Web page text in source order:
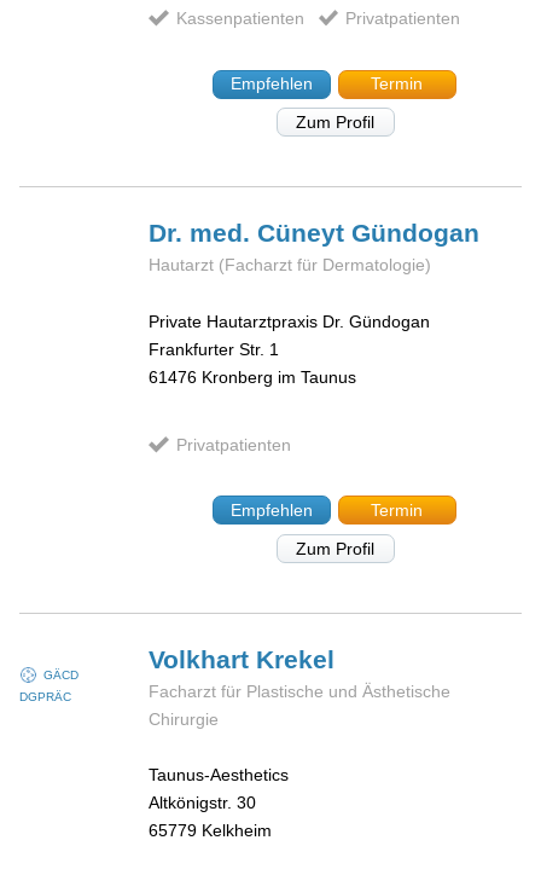
Kassenpatienten Privatpatienten
Empfehlen
Termin
Zum Profil
Dr. med. CüneytGündogan
Hautarzt (Facharzt für Dermatologie)
Private Hautarztpraxis Dr. Gündogan
Frankfurter Str. 1
61476 Kronberg im Taunus
Privatpatienten
Empfehlen
Termin
Zum Profil
GÄCD
DGPRÄC
Volkhart Krekel
Facharzt für Plastische und Ästhetische
Chirurgie
Taunus-Aesthetics
Altkönigstr. 30
65779 Kelkheim